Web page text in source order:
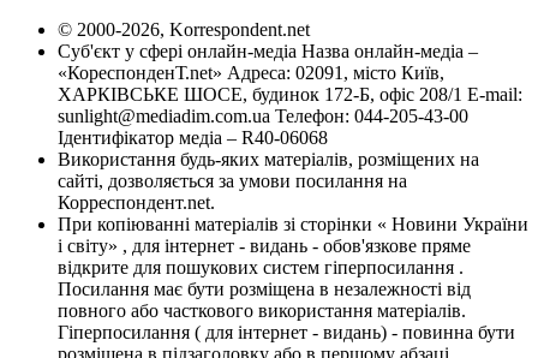
© 2000-2026, Korrespondent.net
Суб'єкт у сфері онлайн-медіа Назва онлайн-медіа –
«КореспонденТ.net» Адреса: 02091, місто Київ,
ХАРКІВСЬКЕ ШОСЕ, будинок 172-Б, офіс 208/1 E-mail:
sunlight@mediadim.com.ua Телефон: 044-205-43-00
Ідентифікатор медіа – R40-06068
Використання будь-яких матеріалів, розміщених на
сайті, дозволяється за умови посилання на
Корреспондент.net.
При копіюванні матеріалів зі сторінки « Новини України
і світу» , для інтернет - видань - обов'язкове пряме
відкрите для пошукових систем гіперпосилання .
Посилання має бути розміщена в незалежності від
повного або часткового використання матеріалів.
Гіперпосилання ( для інтернет - видань) - повинна бути
розміщена в підзаголовку або в першому абзаці